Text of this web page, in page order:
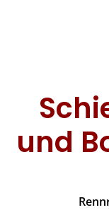
und